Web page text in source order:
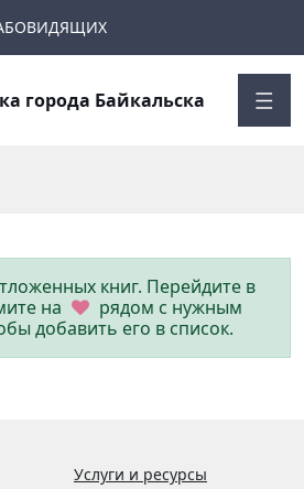
книг. Перейдите в
на
рядом с нужным
добавить его в список.
Найти
города Байкальска
Услуги и ресурсы